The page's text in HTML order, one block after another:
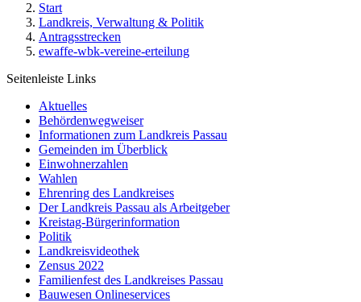
Start
Landkreis, Verwaltung & Politik
Antragsstrecken
ewaffe-wbk-vereine-erteilung
Seitenleiste Links
Aktuelles
Behördenwegweiser
Informationen zum Landkreis Passau
Gemeinden im Überblick
Einwohnerzahlen
Wahlen
Ehrenring des Landkreises
Der Landkreis Passau als Arbeitgeber
Kreistag-Bürgerinformation
Politik
Landkreisvideothek
Zensus 2022
Familienfest des Landkreises Passau
Bauwesen Onlineservices